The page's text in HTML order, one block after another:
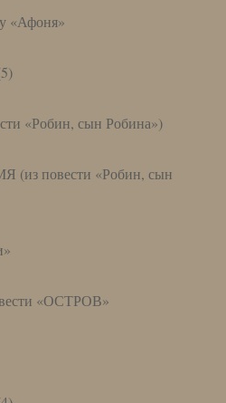
«Афоня»
«Робин, сын Робина»)
повести «Робин, сын
«ОСТРОВ»